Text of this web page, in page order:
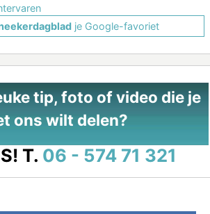
je Google-favoriet
tip, foto of video die je
ons wilt delen?
T. 06 - 574 71 321